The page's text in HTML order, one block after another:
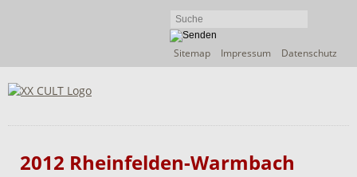
Navigation
Sitemap Impressum Datenschutz
2012 Rheinfelden-Warmbach